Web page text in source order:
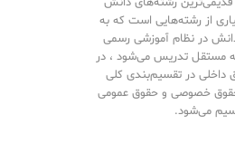
از رشته‌هایی است که به
در نظام آموزشی رسمی
مستقل تدریس می‌شود ، در
داخلی در تقسیم‌بندی کلی
خصوصی و حقوق‌ عمومی
می‌شود.